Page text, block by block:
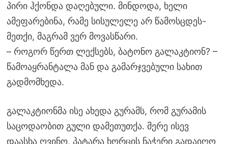
პირი ჰქონდა დაღებული. მინდოდა, ხელი
ამეფარებინა, რამე სისულელე არ წამოსცდეს-
მეთქი, მაგრამ ვერ მოვასწარი.
– როგორ წერთ ლექსებს, ბატონო გალაკტიონ? –
წამოაყრანტალა მან და გამარჯვებული სახით
გადმომხედა.
გალაკტიონმა ისე ახედა გურამს, რომ გურამის
საცოდაობით გული დამეთუთქა. მერე ისევ
დაასხა ღვინო, პატარა ხორცის ნაჭერი გადაიღო